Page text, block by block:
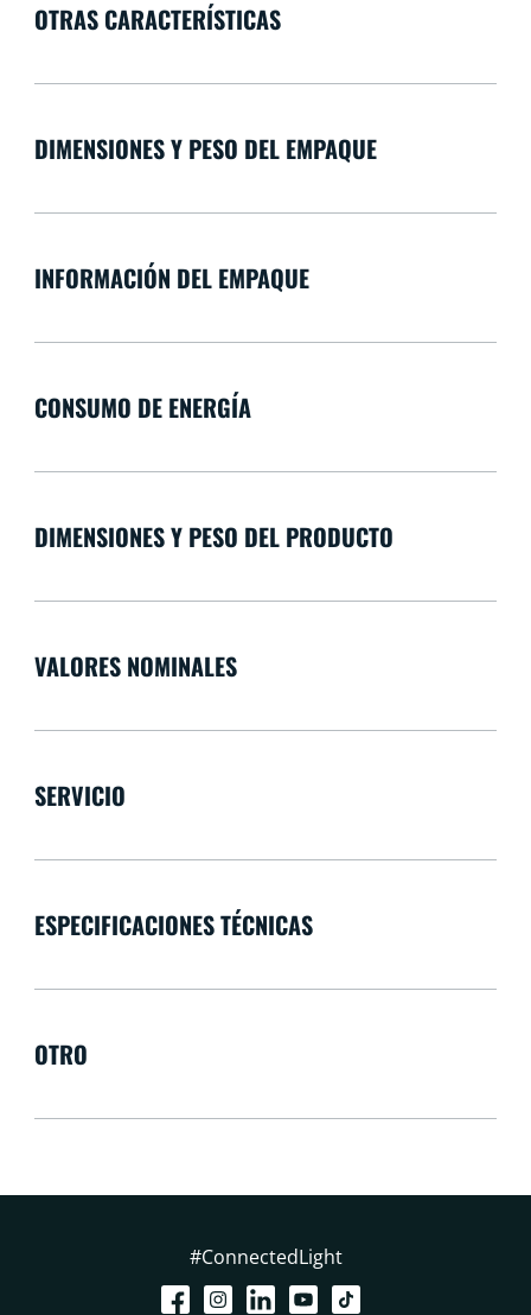
OTRAS CARACTERÍSTICAS
DIMENSIONES Y PESO DEL EMPAQUE
INFORMACIÓN DEL EMPAQUE
CONSUMO DE ENERGÍA
DIMENSIONES Y PESO DEL PRODUCTO
VALORES NOMINALES
SERVICIO
ESPECIFICACIONES TÉCNICAS
OTRO
#ConnectedLight